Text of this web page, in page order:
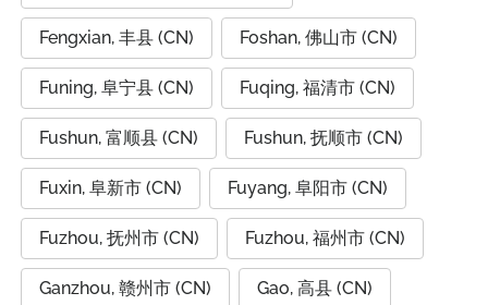
Fengxian, 丰县 (CN) Foshan, 佛山市 (CN)
Funing, 阜宁县 (CN) Fuqing, 福清市 (CN)
Fushun, 富顺县 (CN) Fushun, 抚顺市 (CN)
Fuxin, 阜新市 (CN) Fuyang, 阜阳市 (CN)
Fuzhou, 抚州市 (CN) Fuzhou, 福州市 (CN)
Ganzhou, 赣州市 (CN) Gao, 高县 (CN)